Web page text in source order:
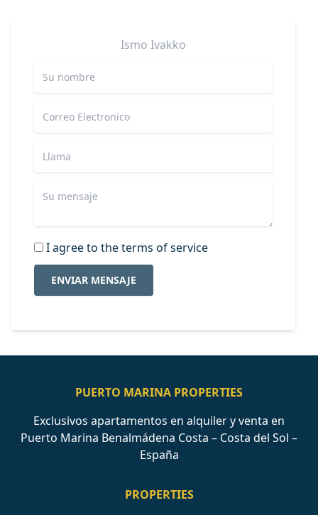
Ismo Ivakko
I agree to the terms of service
ENVIAR MENSAJE
PUERTO MARINA PROPERTIES
Exclusivos apartamentos en alquiler y venta en
Puerto Marina Benalmádena Costa – Costa del Sol –
España
PROPERTIES